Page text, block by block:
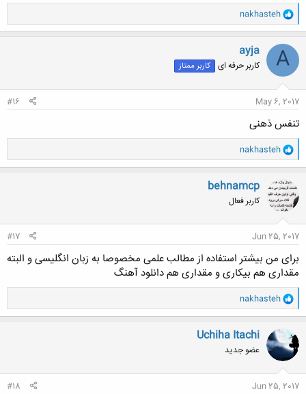
و
ا
ک
ن
ش
ه
ا
nakhasteh
A
ayja
کاربر حرفه ای کاربر ممتاز
May 6, 2017
#16
تنفس ذهنی
و
ا
ک
ن
ش
ه
ا
nakhasteh
behnamcp
کاربر فعال
Jun 25, 2017
#17
برای من بیشتر استفاده از مطالب علمی مخصوصا به زبان انگلیسی و البته
مقداری هم بیکاری و مقداری هم دانلود آهنگ
و
ا
ک
ن
ش
ه
ا
nakhasteh
Uchiha Itachi
عضو جدید
Jun 25, 2017
#18